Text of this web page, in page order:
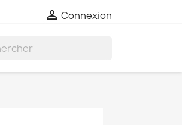
 Connexion